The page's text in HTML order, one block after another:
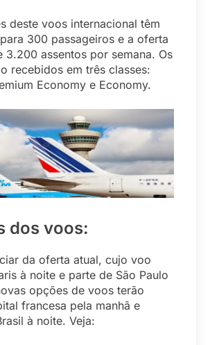
deste voos internacional têm
300 passageiros e a oferta
3.200 assentos por semana. Os
recebidos em três classes:
Economy e Economy.
dos voos:
da oferta atual, cujo voo
à noite e parte de São Paulo
opções de voos terão
francesa pela manhã e
à noite. Veja: